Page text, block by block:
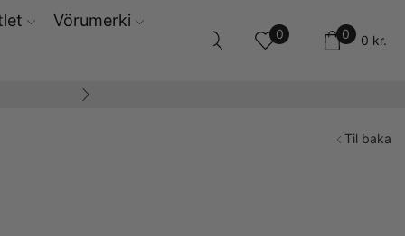
Vörumerki
0 0 0 kr.
Til baka